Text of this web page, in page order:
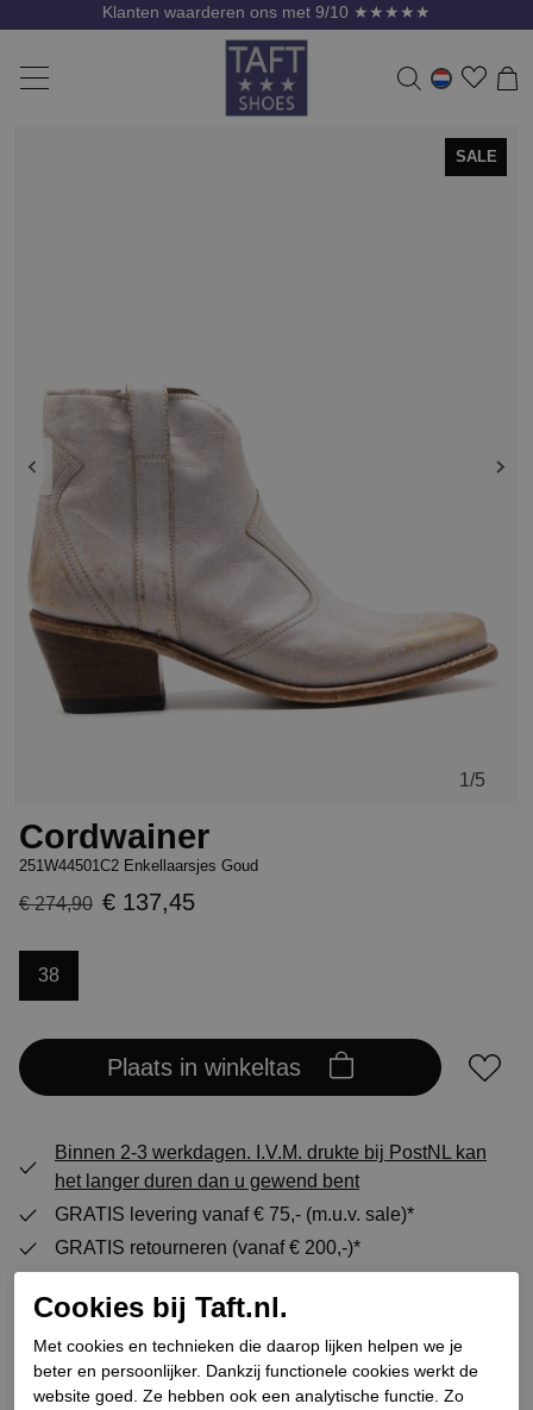
Klanten waarderen ons met 9/10 ★★★★★
1 /5
SALE
Cordwainer
251W44501C2 Enkellaarsjes Goud
€ 274,90 € 137,45
38
Plaats in winkeltas
Binnen 2-3 werkdagen. I.V.M. drukte bij PostNL kan
het langer duren dan u gewend bent
GRATIS levering vanaf € 75,- (m.u.v. sale)*
GRATIS retourneren (vanaf € 200,-)*
Specificaties
Cookies bij Taft.nl.
Met cookies en technieken die daarop lijken helpen we je
beter en persoonlijker. Dankzij functionele cookies werkt de
website goed. Ze hebben ook een analytische functie. Zo